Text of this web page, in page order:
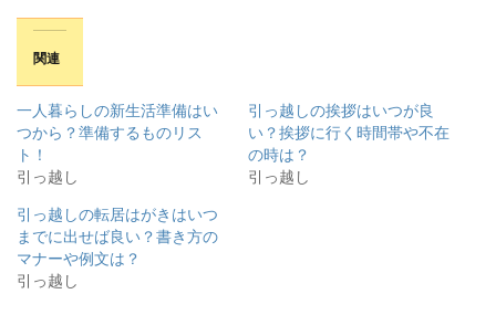
関連
一人暮らしの新生活準備はい
つから？準備するものリス
ト！
引っ越し
引っ越しの挨拶はいつが良
い？挨拶に行く時間帯や不在
の時は？
引っ越し
引っ越しの転居はがきはいつ
までに出せば良い？書き方の
マナーや例文は？
引っ越し